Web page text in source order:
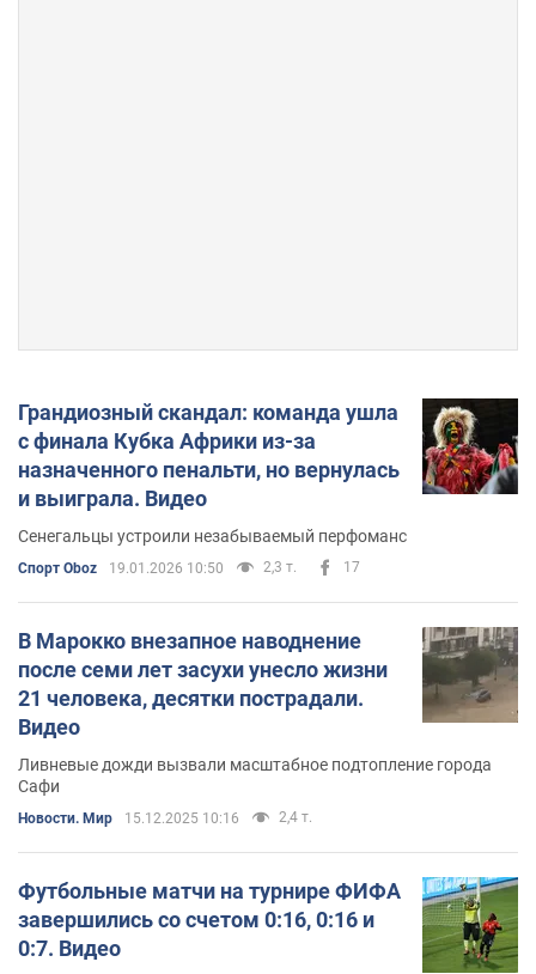
Грандиозный скандал: команда ушла
с финала Кубка Африки из-за
назначенного пенальти, но вернулась
и выиграла. Видео
Сенегальцы устроили незабываемый перфоманс
Спорт Oboz 19.01.2026 10:50 2,3 т. 17
В Марокко внезапное наводнение
после семи лет засухи унесло жизни
21 человека, десятки пострадали.
Видео
Ливневые дожди вызвали масштабное подтопление города
Сафи
Новости. Мир 15.12.2025 10:16 2,4 т.
Футбольные матчи на турнире ФИФА
завершились со счетом 0:16, 0:16 и
0:7. Видео